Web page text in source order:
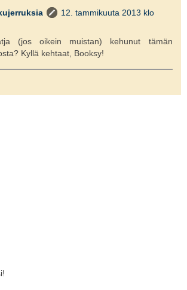
12. tammikuuta 2013 klo
(jos oikein muistan) kehunut tämän
Kyllä kehtaat, Booksy!